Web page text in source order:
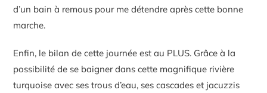
d’un bain à remous pour me détendre après cette bonne
marche.
Enfin, le bilan de cette journée est au PLUS. Grâce à la
possibilité de se baigner dans cette magnifique rivière
turquoise avec ses trous d’eau, ses cascades et jacuzzis